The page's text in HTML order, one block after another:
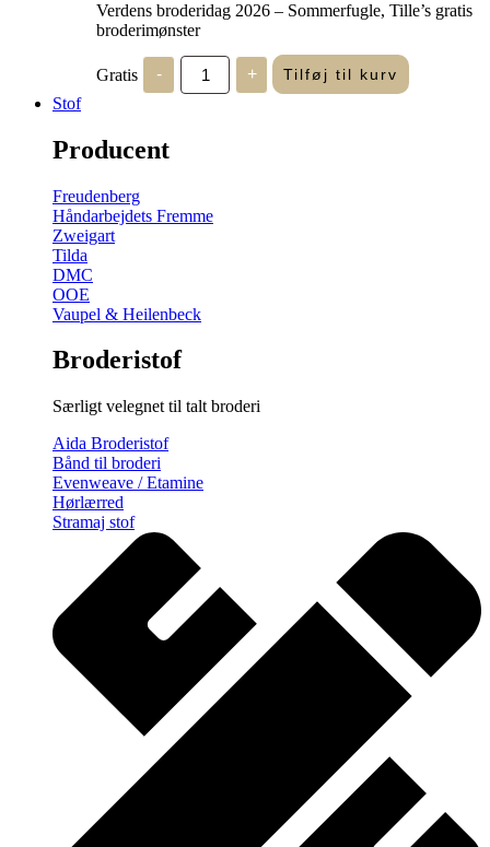
Verdens broderidag 2026 – Sommerfugle, Tille’s gratis
broderimønster
Gratis -
Verdens
broderidag
2026
+ Tilføj til kurv
Stof
Producent
Freudenberg
Håndarbejdets Fremme
Zweigart
Tilda
DMC
OOE
Vaupel & Heilenbeck
Broderistof
Særligt velegnet til talt broderi
Aida Broderistof
Bånd til broderi
Evenweave / Etamine
Hørlærred
Stramaj stof